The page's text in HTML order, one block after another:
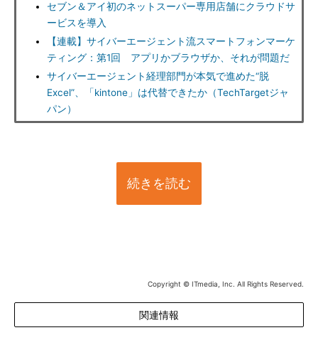
セブン＆アイ初のネットスーパー専用店舗にクラウドサ
ービスを導入
【連載】サイバーエージェント流スマートフォンマーケ
ティング：第1回 アプリかブラウザか、それが問題だ
サイバーエージェント経理部門が本気で進めた“脱
Excel”、「kintone」は代替できたか（TechTargetジャ
パン）
続きを読む
Copyright © ITmedia, Inc. All Rights Reserved.
関連情報